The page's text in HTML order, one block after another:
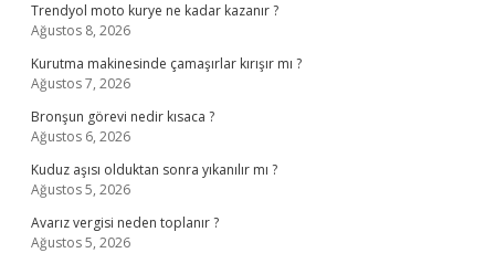
Trendyol moto kurye ne kadar kazanır ?
Ağustos 8, 2026
Kurutma makinesinde çamaşırlar kırışır mı ?
Ağustos 7, 2026
Bronşun görevi nedir kısaca ?
Ağustos 6, 2026
Kuduz aşısı olduktan sonra yıkanılır mı ?
Ağustos 5, 2026
Avarız vergisi neden toplanır ?
Ağustos 5, 2026